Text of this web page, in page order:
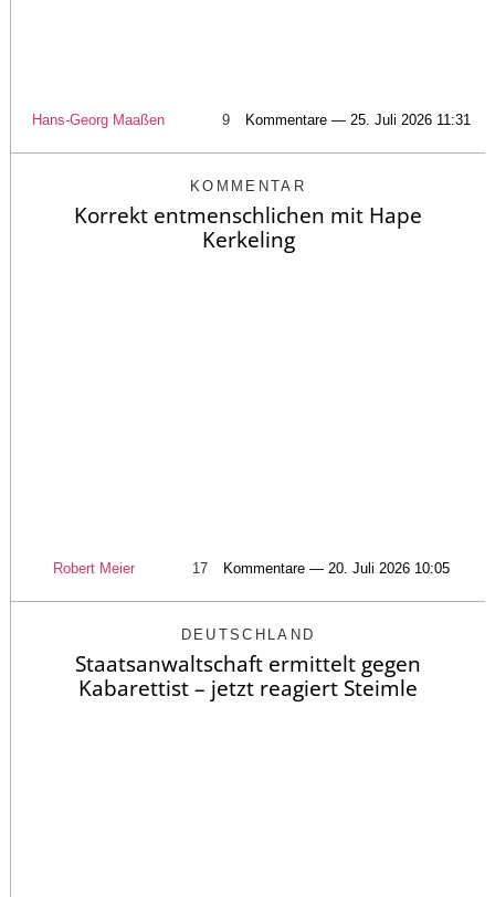
Hans-Georg Maaßen 9 Kommentare — 25. Juli 2026 11:31
KOMMENTAR
Korrekt entmenschlichen mit Hape
Kerkeling
Robert Meier 17 Kommentare — 20. Juli 2026 10:05
DEUTSCHLAND
Staatsanwaltschaft ermittelt gegen
Kabarettist – jetzt reagiert Steimle